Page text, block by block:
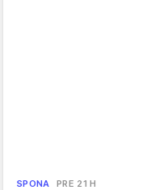
SPONA PRE 21 H